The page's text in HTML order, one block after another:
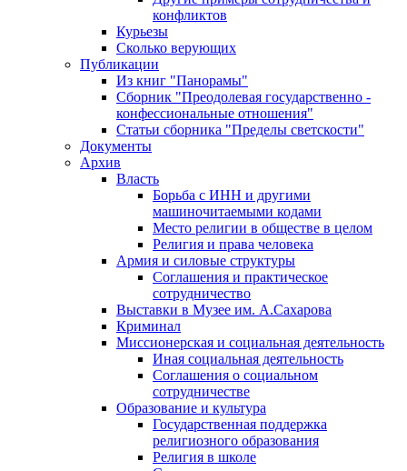
конфликтов
Курьезы
Сколько верующих
Публикации
Из книг "Панорамы"
Сборник "Преодолевая государственно -
конфессиональные отношения"
Статьи сборника "Пределы светскости"
Документы
Архив
Власть
Борьба с ИНН и другими
машиночитаемыми кодами
Место религии в обществе в целом
Религия и права человека
Армия и силовые структуры
Соглашения и практическое
сотрудничество
Выставки в Музее им. А.Сахарова
Криминал
Миссионерская и социальная деятельность
Иная социальная деятельность
Соглашения о социальном
сотрудничестве
Образование и культура
Государственная поддержка
религиозного образования
Религия в школе